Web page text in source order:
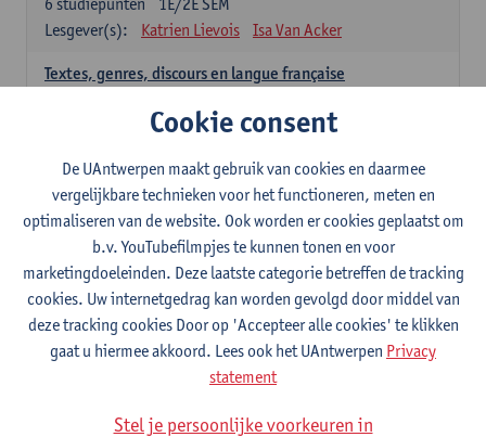
Lesgever(s):
Katrien Lievois Isa Van Acker
Textes, genres, discours en langue française
Kris Peeters
Spaans: verplichte opleidingsonderdelen
Gramática española 1
1E SEM
studiepunten
Lesgever(s):
Anne Verhaert
Gramática española 2
2E SEM
3studiepunten
Anne Verhaert
Lengua española: Destrezas básicas
Cookie consent
De UAntwerpen maakt gebruik van cookies en daarmee
vergelijkbare technieken voor het functioneren, meten en
optimaliseren van de website. Ook worden er cookies geplaatst om
b.v. YouTubefilmpjes te kunnen tonen en voor
marketingdoeleinden. Deze laatste categorie betreffen de tracking
cookies. Uw internetgedrag kan worden gevolgd door middel van
deze tracking cookies Door op 'Accepteer alle cookies' te klikken
gaat u hiermee akkoord. Lees ook het UAntwerpen Privacy
statement
Stel je persoonlijke voorkeuren in